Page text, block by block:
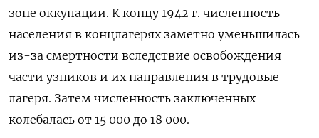
зоне оккупации. К концу 1942 г. численность
населения в концлагерях заметно уменьшилась
из-за смертности вследствие освобождения
части узников и их направления в трудовые
лагеря. Затем численность заключенных
колебалась от 15 000 до 18 000.